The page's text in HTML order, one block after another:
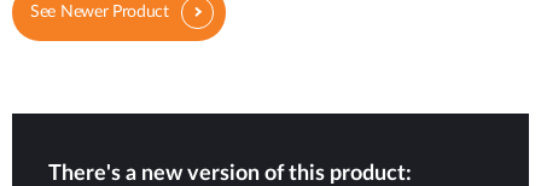
See Newer Product
There's a new version of this product: